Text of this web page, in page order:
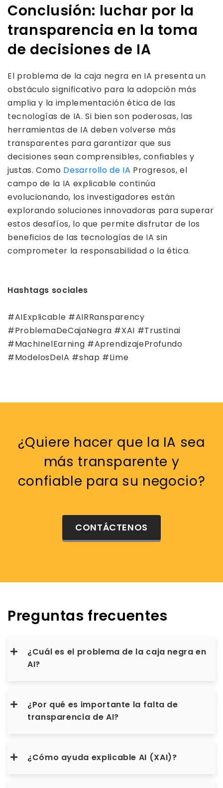
Conclusión: luchar por la
transparencia en la toma
de decisiones de IA
El problema de la caja negra en IA presenta un
obstáculo significativo para la adopción más
amplia y la implementación ética de las
tecnologías de IA. Si bien son poderosas, las
herramientas de IA deben volverse más
transparentes para garantizar que sus
decisiones sean comprensibles, confiables y
justas. Como Desarrollo de IA Progresos, el
campo de la IA explicable continúa
evolucionando, los investigadores están
explorando soluciones innovadoras para superar
estos desafíos, lo que permite disfrutar de los
beneficios de las tecnologías de IA sin
comprometer la responsabilidad o la ética.
Hashtags sociales
#AIExplicable #AIRRansparency
#ProblemaDeCajaNegra #XAI #Trustinai
#MachInelEarning #AprendizajeProfundo
#ModelosDeIA #shap #Lime
¿Quiere hacer que la IA sea
más transparente y
confiable para su negocio?
CONTÁCTENOS
Preguntas frecuentes
¿Cuál es el problema de la caja negra en
AI?
¿Por qué es importante la falta de
transparencia de AI?
¿Cómo ayuda explicable AI (XAI)?